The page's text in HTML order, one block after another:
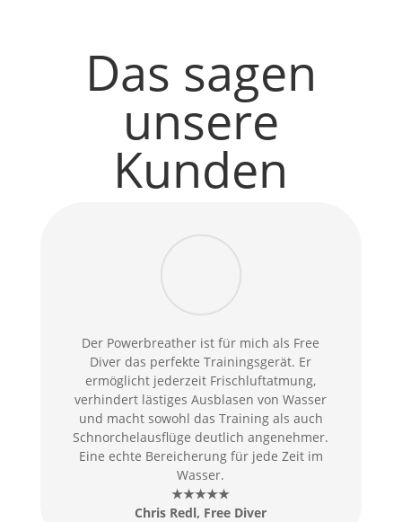
Das sagen
unsere
Kunden
Der Powerbreather ist für mich als Free
Diver das perfekte Trainingsgerät. Er
ermöglicht jederzeit Frischluftatmung,
verhindert lästiges Ausblasen von Wasser
und macht sowohl das Training als auch
Schnorchelausflüge deutlich angenehmer.
Eine echte Bereicherung für jede Zeit im
Wasser.
★★★★★
Chris Redl, Free Diver